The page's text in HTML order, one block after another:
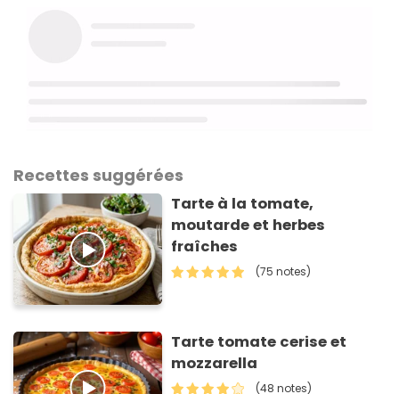
Recettes suggérées
Tarte à la tomate,
moutarde et herbes
fraîches
(75 notes)
Tarte tomate cerise et
mozzarella
(48 notes)